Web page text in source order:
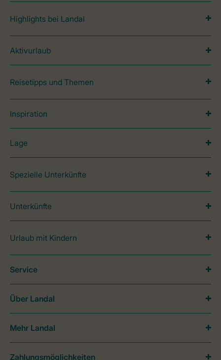
Highlights bei Landal
Aktivurlaub
Reisetipps und Themen
Inspiration
Lage
Spezielle Unterkünfte
Unterkünfte
Urlaub mit Kindern
Service
Über Landal
Mehr Landal
Zahlungsmöglichkeiten